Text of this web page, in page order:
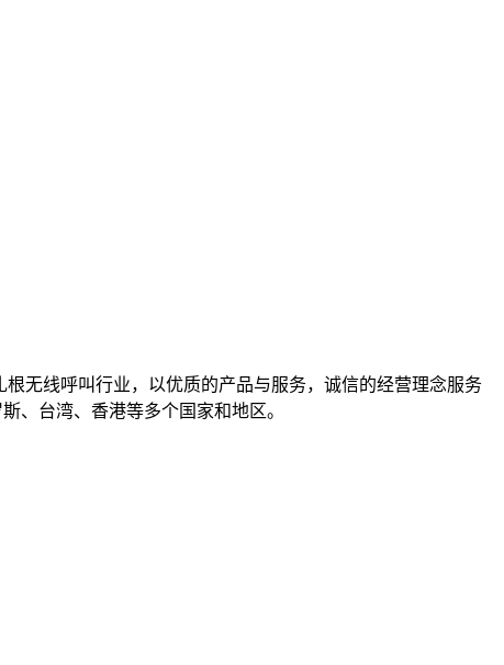
无线呼叫行业，以优质的产品与服务，诚信的经营理念服务
、台湾、香港等多个国家和地区。